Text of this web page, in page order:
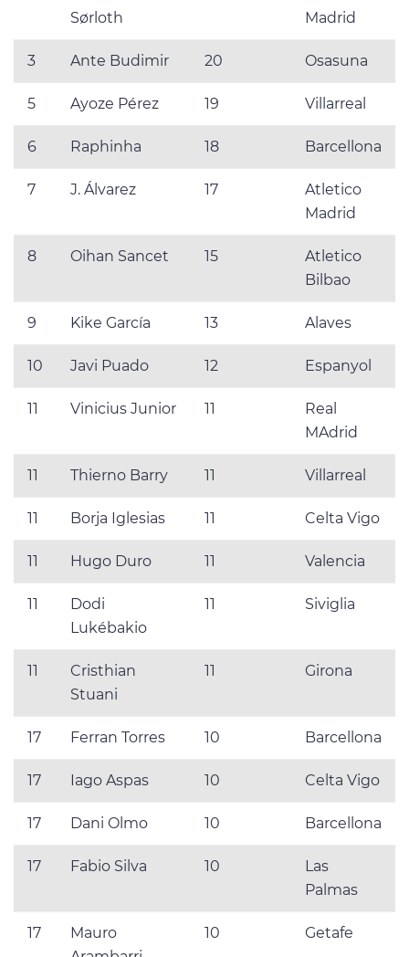
Sørloth
Madrid
3 Ante Budimir 20 Osasuna
5 Ayoze Pérez 19 Villarreal
6 Raphinha 18 Barcellona
7 J. Álvarez 17
Atletico
Madrid
8 Oihan Sancet 15
Atletico
Bilbao
9 Kike García 13 Alaves
10 Javi Puado 12 Espanyol
11 Vinicius Junior 11
Real
MAdrid
11 Thierno Barry 11 Villarreal
11 Borja Iglesias 11 Celta Vigo
11 Hugo Duro 11 Valencia
11
Dodi
Lukébakio
11 Siviglia
11
Cristhian
Stuani
11 Girona
17 Ferran Torres 10 Barcellona
17 Iago Aspas 10 Celta Vigo
17 Dani Olmo 10 Barcellona
17 Fabio Silva 10
Las
Palmas
17
Mauro
10 Getafe